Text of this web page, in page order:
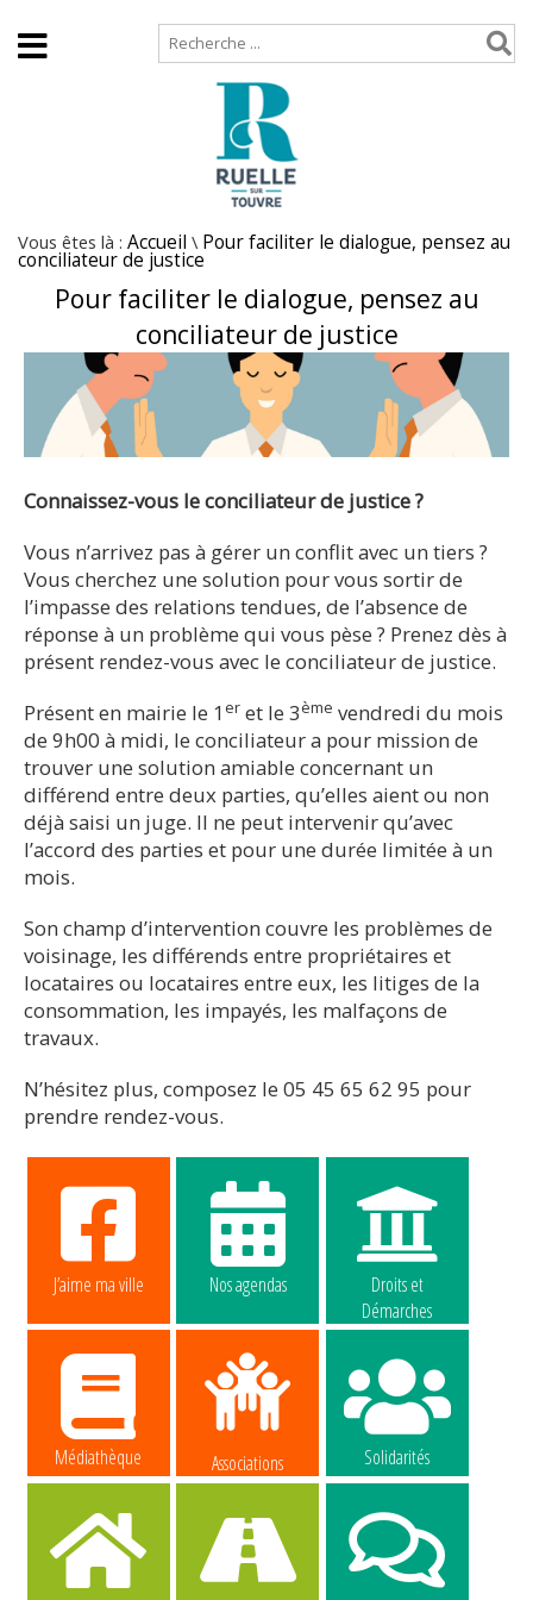
Vous êtes là : Accueil \ Pour faciliter le dialogue, pensez au
conciliateur de justice
Pour faciliter le dialogue, pensez au
conciliateur de justice
Connaissez-vous le conciliateur de justice ?
Vous n’arrivez pas à gérer un conflit avec un tiers ?
Vous cherchez une solution pour vous sortir de
l’impasse des relations tendues, de l’absence de
réponse à un problème qui vous pèse ? Prenez dès à
présent rendez-vous avec le conciliateur de justice.
Présent en mairie le 1 er et le 3ème vendredi du mois
de 9h00 à midi, le conciliateur a pour mission de
trouver une solution amiable concernant un
différend entre deux parties, qu’elles aient ou non
déjà saisi un juge. Il ne peut intervenir qu’avec
l’accord des parties et pour une durée limitée à un
mois.
Son champ d’intervention couvre les problèmes de
voisinage, les différends entre propriétaires et
locataires ou locataires entre eux, les litiges de la
consommation, les impayés, les malfaçons de
travaux.
N’hésitez plus, composez le 05 45 65 62 95 pour
prendre rendez-vous.
J’aime ma ville Nos agendas
Droits et
Démarches
Médiathèque Associations Solidarités